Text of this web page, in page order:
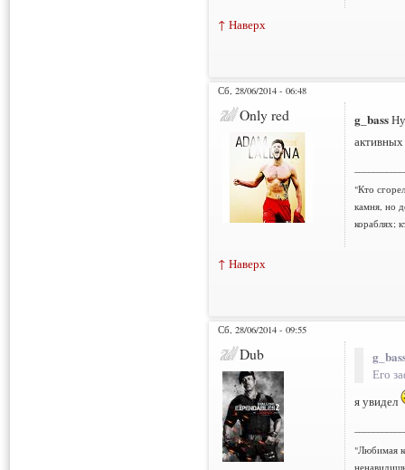
↑ Наверх
Сб, 28/06/2014 - 06:48
Only red g_bass
"Кто
камня, но
кораблях;
↑ Наверх
Сб, 28/06/2014 - 09:55
Dub
Его
я увидел
"Любимая